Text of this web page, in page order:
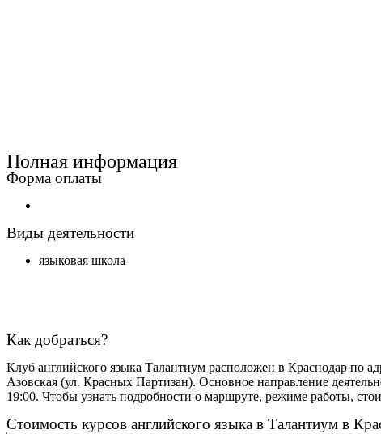
Полная информация
Форма оплаты
Виды деятельности
языковая школа
Как добраться?
Клуб английского языка Талантиум расположен в Краснодар по
Азовская (ул. Красных Партизан). Основное направление
19:00. Чтобы узнать подробности о маршруте, режиме работы,
Стоимость курсов английского языка в Талантиум в